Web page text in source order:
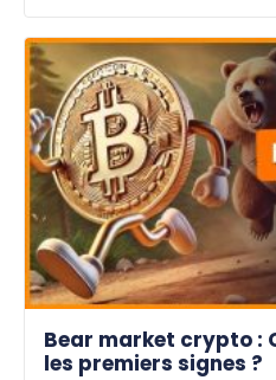
Bear market crypto :
les premiers signes ?